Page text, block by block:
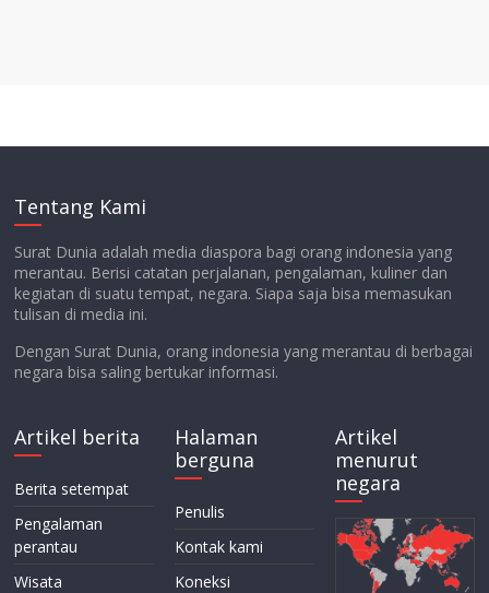
Tentang Kami
Surat Dunia adalah media diaspora bagi orang indonesia yang
merantau. Berisi catatan perjalanan, pengalaman, kuliner dan
kegiatan di suatu tempat, negara. Siapa saja bisa memasukan
tulisan di media ini.
Dengan Surat Dunia, orang indonesia yang merantau di berbagai
negara bisa saling bertukar informasi.
Artikel berita
Berita setempat
Pengalaman
perantau
Wisata
Halaman
berguna
Penulis
Kontak kami
Koneksi
Artikel
menurut
negara